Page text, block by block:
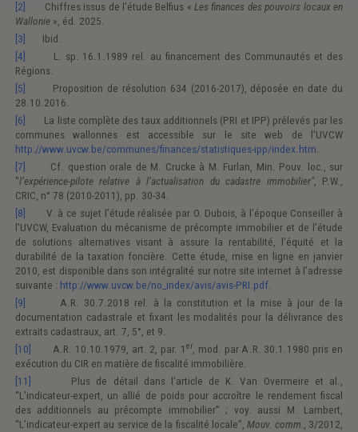
[2]
Chiffres issus de l’étude Belfius «Les finances des pouvoirs locaux en
Wallonie », éd. 2025.
[3]
Ibid.
[4]
L. sp. 16.1.1989 rel. au financement des Communautés et des
Régions.
[5]
Proposition de résolution 634 (2016-2017), déposée en date du
28.10.2016.
[6]
La liste complète des taux additionnels (PRI et IPP) prélevés par les
communes wallonnes est accessible sur le site web de l’UVCW
http://www.uvcw.be/communes/finances/statistiques-ipp/index.htm.
[7]
Cf. question orale de M. Crucke à M. Furlan, Min. Pouv. loc., sur
"l’expérience-pilote relative à l’actualisation du cadastre immobilier", P.W.,
CRIC, n° 78 (2010-2011), pp. 30-34.
[8]
V. à ce sujet l’étude réalisée par O. Dubois, à l’époque Conseiller à
l’UVCW, Evaluation du mécanisme de précompte immobilier et de l’étude
de solutions alternatives visant à assure la rentabilité, l’équité et la
durabilité de la taxation foncière. Cette étude, mise en ligne en janvier
2010, est disponible dans son intégralité sur notre site internet à l’adresse
suivante : http://www.uvcw.be/no_index/avis/avis-PRI.pdf.
[9]
A.R. 30.7.2018 rel. à la constitution et la mise à jour de la
documentation cadastrale et fixant les modalités pour la délivrance des
extraits cadastraux, art. 7, 5°, et 9.
[10]
A.R. 10.10.1979, art. 2, par. 1 er, mod. par A.R. 30.1.1980 pris en
exécution du CIR en matière de fiscalité immobilière.
[11]
Plus de détail dans l'article de K. Van Overmeire et al.,
“L'indicateur-expert, un allié de poids pour accroître le rendement fiscal
des additionnels au précompte immobilier” ; voy. aussi M. Lambert,
“L’indicateur-expert au service de la fiscalité locale”,Mouv. comm., 3/2012,